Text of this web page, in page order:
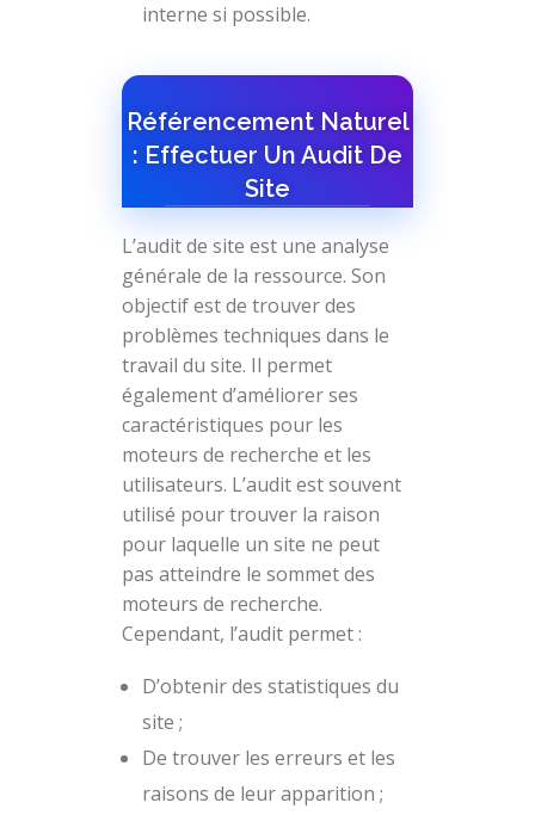
interne si possible.
Référencement Naturel
: Effectuer Un Audit De
Site
L’audit de site est une analyse
générale de la ressource. Son
objectif est de trouver des
problèmes techniques dans le
travail du site. Il permet
également d’améliorer ses
caractéristiques pour les
moteurs de recherche et les
utilisateurs. L’audit est souvent
utilisé pour trouver la raison
pour laquelle un site ne peut
pas atteindre le sommet des
moteurs de recherche.
Cependant, l’audit permet :
D’obtenir des statistiques du
site ;
De trouver les erreurs et les
raisons de leur apparition ;